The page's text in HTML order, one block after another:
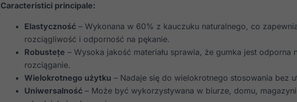
Caracteristici principale:
Elastyczność– Wykonana w 60% z kauczuku naturalnego, co
rozciągliwość i odporność na pękanie.
Robustețe – Wysoka jakość materiału sprawia, że gumka jest odporna
rozciąganie.
Wielokrotnego użytku – Nadaje się do wielokrotnego stosowania bez
Uniwersalność– Może być wykorzystywana w biurze, domu,